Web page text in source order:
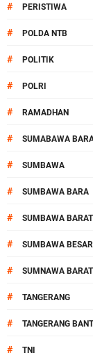
# PERISTIWA
# POLDA NTB
# POLITIK
# POLRI
# RAMADHAN
# SUMABAWA
# SUMBAWA
# SUMBAWA BARA
# SUMBAWA BARAT
# SUMBAWA BESAR
# SUMNAWA BARAT
# TANGERANG
# TANGERANG
# TNI